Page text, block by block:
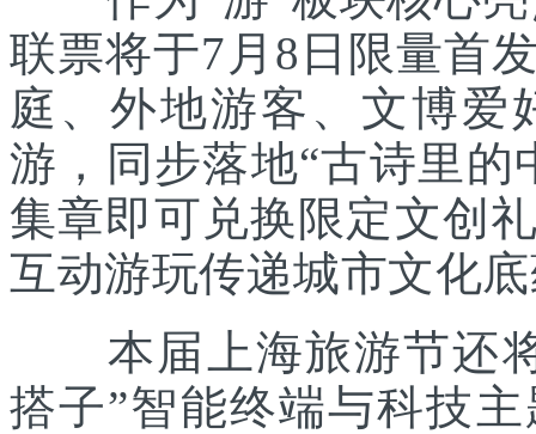
联票将于7月8日限量首
庭、外地游客、文博爱
游，同步落地“古诗里
集章即可兑换限定文创
互动游玩传递城市文化
本届上海旅游节还将
搭子”智能终端与科技